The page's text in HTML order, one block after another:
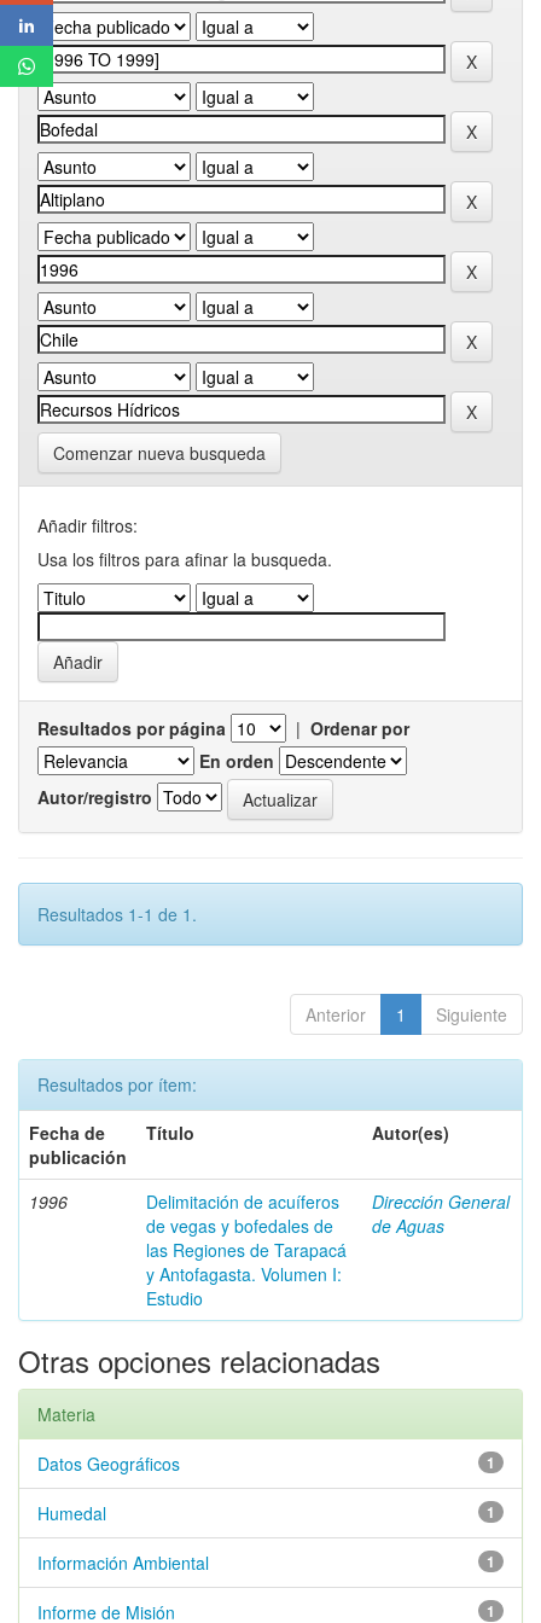
Comenzar nueva busqueda
Añadir filtros:
Usa los filtros para afinar la busqueda.
Resultados por página | Ordenar por
En orden
Autor/registro
Resultados 1-1 de 1.
Anterior 1 Siguiente
Resultados por ítem:
Fecha de
publicación
Título Autor(es)
1996
Delimitación de acuíferos
de vegas y bofedales de
las Regiones de Tarapacá
y Antofagasta. Volumen I:
Estudio
Dirección General
de Aguas
Otras opciones relacionadas
Materia
1
Datos Geográficos
1
Humedal
1
Información Ambiental
1
Informe de Misión